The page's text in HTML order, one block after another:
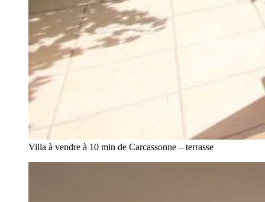
Villa à vendre à 10 min de Carcassonne – terrasse